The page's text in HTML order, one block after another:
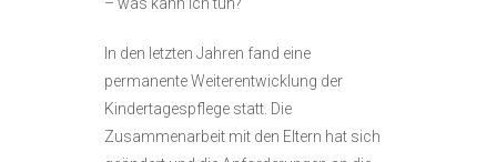
In den letzten Jahren fand eine
permanente Weiterentwicklung der
Kindertagespflege statt. Die
Zusammenarbeit mit den Eltern hat sich